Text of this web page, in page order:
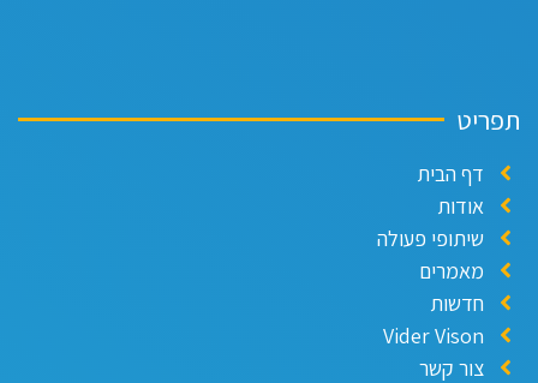
תפריט
דף הבית
אודות
שיתופי פעולה
מאמרים
חדשות
Vider Vison
צור קשר